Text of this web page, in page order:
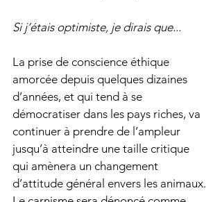
Si j’étais optimiste, je dirais que...
La prise de conscience éthique
amorcée depuis quelques dizaines
d’années, et qui tend à se
démocratiser dans les pays riches, va
continuer à prendre de l’ampleur
jusqu’à atteindre une taille critique
qui amènera un changement
d’attitude général envers les animaux.